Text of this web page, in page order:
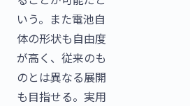
いう。また電池自
体の形状も自由度
が高く、従来のも
のとは異なる展開
も目指せる。実用